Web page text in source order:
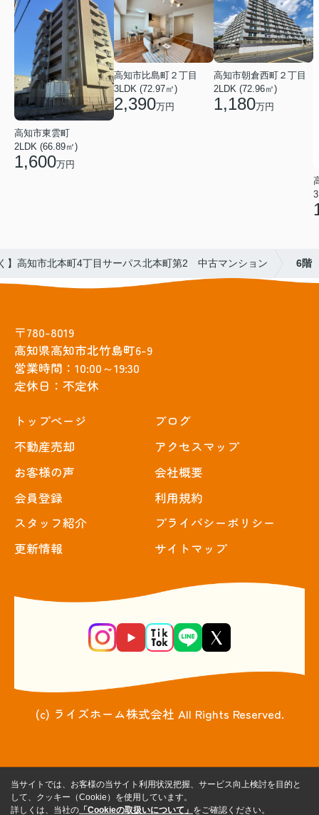
高知市東雲町
2LDK (66.89㎡)
1,600万円
高知市比島町２丁目
3LDK (72.97㎡)
2,390万円
高知市朝倉西町２丁目
2LDK (72.96㎡)
1,180万円
】高知市北本町4丁目サーパス北本町第2 中古マンション 6階
〒780-8019
高知県高知市北竹島町6-9
営業時間：10:00～19:30
定休日：不定休
トップぺージ
不動産売却
お客様の声
会員登録
スタッフ紹介
更新情報
ブログ
アクセスマップ
会社概要
利用規約
プライバシーポリシー
サイトマップ
(c) ライズホーム株式会社 All Rights Reserved.
当サイトでは、お客様の当サイト利用状況把握、サービス向上検討を目的と
して、クッキー（Cookie）を使用しています。
詳しくは、当社の 「Cookieの取扱いについて」 をご確認ください。